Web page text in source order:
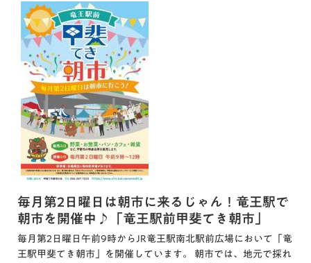
毎月第2日曜日は朝市に来るじゃん！竜王駅で
朝市を開催中♪「竜王駅前甲斐てき朝市」
毎月第2日曜日午前9時からJR竜王駅南北駅前広場において「竜
王駅甲斐てき朝市」を開催しています。 朝市では、地元で採れ